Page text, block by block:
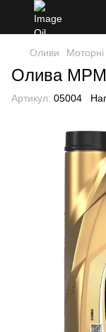
Оливи Моторні
Олива
Артикул: 05004